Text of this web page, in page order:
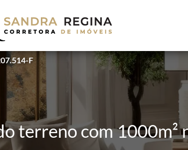
F
terreno com 1000m²